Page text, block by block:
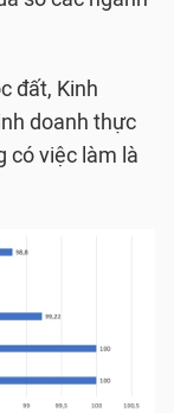
đất, Kinh
doanh thực
có việc làm là